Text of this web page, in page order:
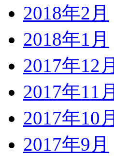
2018年2月
2018年1月
2017年12月
2017年11月
2017年10月
2017年9月